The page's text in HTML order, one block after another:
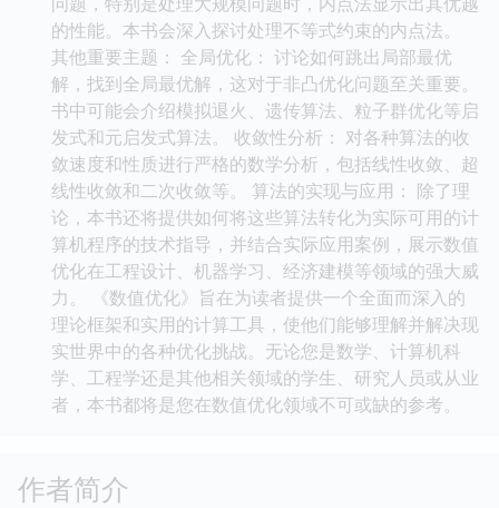
的性能。本书会深入探讨处理不等式约束的内点法。
其他重要主题： 全局优化： 讨论如何跳出局部最优
解，找到全局最优解，这对于非凸优化问题至关重要。
书中可能会介绍模拟退火、遗传算法、粒子群优化等启
发式和元启发式算法。 收敛性分析： 对各种算法的收
敛速度和性质进行严格的数学分析，包括线性收敛、超
线性收敛和二次收敛等。 算法的实现与应用： 除了理
论，本书还将提供如何将这些算法转化为实际可用的计
算机程序的技术指导，并结合实际应用案例，展示数值
优化在工程设计、机器学习、经济建模等领域的强大威
力。 《数值优化》旨在为读者提供一个全面而深入的
理论框架和实用的计算工具，使他们能够理解并解决现
实世界中的各种优化挑战。无论您是数学、计算机科
学、工程学还是其他相关领域的学生、研究人员或从业
者，本书都将是您在数值优化领域不可或缺的参考。
作者简介